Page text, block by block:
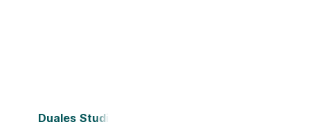
Duales Studium Bielefeld